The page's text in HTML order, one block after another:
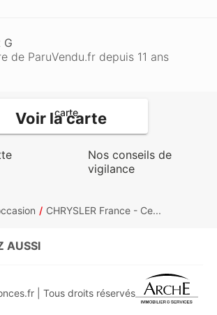
G
de ParuVendu.fr depuis 11 ans
Voir la carte
Nos conseils de
vigilance
CHRYSLER France - Ce...
AUSSI
| Tous droits réservés